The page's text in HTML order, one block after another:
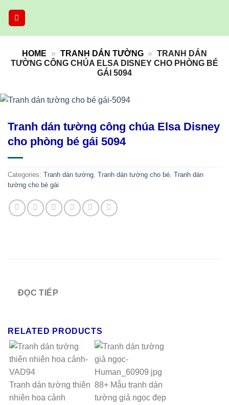
HOME » TRANH DÁN TƯỜNG » TRANH DÁN
TƯỜNG CÔNG CHÚA ELSA DISNEY CHO PHÒNG BÉ
GÁI 5094
Tranh dán tường công chúa Elsa Disney
cho phòng bé gái 5094
Categories: Tranh dán tường, Tranh dán tường cho bé, Tranh dán
tường cho bé gái
ĐỌC TIẾP
RELATED PRODUCTS
Tranh dán tường thiên
nhiên hoa cảnh
88+ Mẫu tranh dán
tường giả ngọc đẹp